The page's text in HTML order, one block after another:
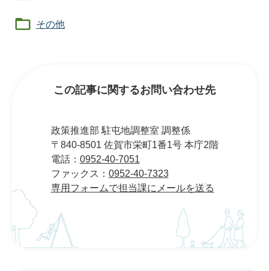
その他
この記事に関するお問い合わせ先
政策推進部 駐屯地調整室 調整係
〒840-8501 佐賀市栄町1番1号 本庁2階
電話： 0952-40-7051
ファックス： 0952-40-7323
専用フォームで担当課にメールを送る